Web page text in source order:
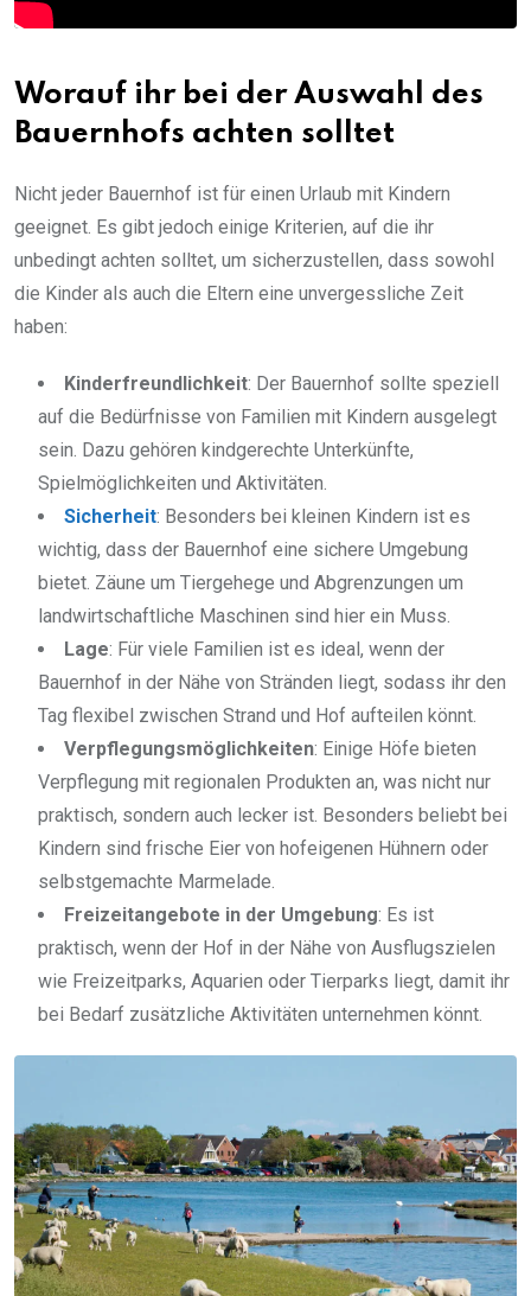
Worauf ihr bei der Auswahl des
Bauernhofs achten solltet
Nicht jeder Bauernhof ist für einen Urlaub mit Kindern
geeignet. Es gibt jedoch einige Kriterien, auf die ihr
unbedingt achten solltet, um sicherzustellen, dass sowohl
die Kinder als auch die Eltern eine unvergessliche Zeit
haben:
Kinderfreundlichkeit: Der Bauernhof sollte speziell
auf die Bedürfnisse von Familien mit Kindern ausgelegt
sein. Dazu gehören kindgerechte Unterkünfte,
Spielmöglichkeiten und Aktivitäten.
Sicherheit: Besonders bei kleinen Kindern ist es
wichtig, dass der Bauernhof eine sichere Umgebung
bietet. Zäune um Tiergehege und Abgrenzungen um
landwirtschaftliche Maschinen sind hier ein Muss.
Lage: Für viele Familien ist es ideal, wenn der
Bauernhof in der Nähe von Stränden liegt, sodass ihr den
Tag flexibel zwischen Strand und Hof aufteilen könnt.
Verpflegungsmöglichkeiten: Einige Höfe bieten
Verpflegung mit regionalen Produkten an, was nicht nur
praktisch, sondern auch lecker ist. Besonders beliebt bei
Kindern sind frische Eier von hofeigenen Hühnern oder
selbstgemachte Marmelade.
Freizeitangebote in der Umgebung: Es ist
praktisch, wenn der Hof in der Nähe von Ausflugszielen
wie Freizeitparks, Aquarien oder Tierparks liegt, damit ihr
bei Bedarf zusätzliche Aktivitäten unternehmen könnt.